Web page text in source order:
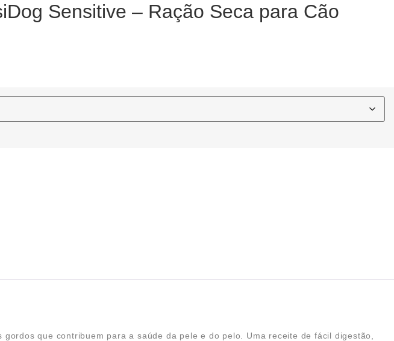
Sensitive – Ração Seca para Cão
que contribuem para a saúde da pele e do pelo. Uma receite de fácil digestão,